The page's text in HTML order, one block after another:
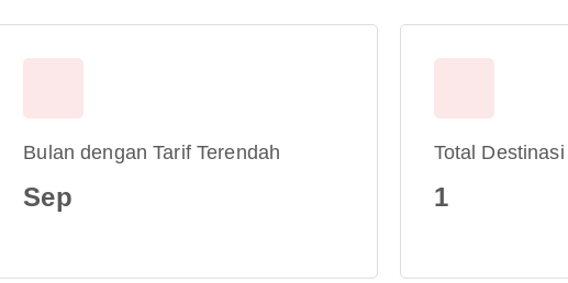
Bulan dengan Tarif Terendah
Sep
Total Destinasi
1